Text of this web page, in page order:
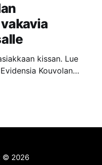
kissan. Lue
Kouvolan
© 2026